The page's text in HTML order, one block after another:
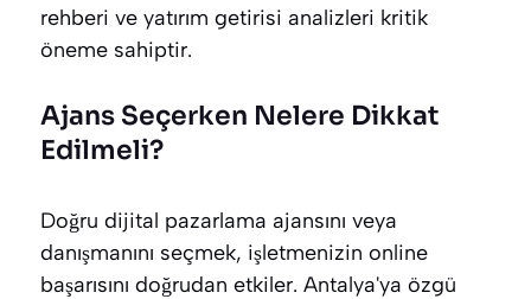
rehberi ve yatırım getirisi analizleri kritik
öneme sahiptir.
Ajans Seçerken Nelere Dikkat
Edilmeli?
Doğru dijital pazarlama ajansını veya
danışmanını seçmek, işletmenizin online
başarısını doğrudan etkiler. Antalya'ya özgü